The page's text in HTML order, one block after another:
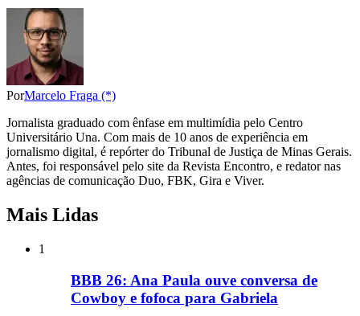
PorMarcelo Fraga (*)
Jornalista graduado com ênfase em multimídia pelo Centro
Universitário Una. Com mais de 10 anos de experiência em
jornalismo digital, é repórter do Tribunal de Justiça de Minas Gerais.
Antes, foi responsável pelo site da Revista Encontro, e redator nas
agências de comunicação Duo, FBK, Gira e Viver.
Mais Lidas
1
BBB 26: Ana Paula ouve conversa de
Cowboy e fofoca para Gabriela